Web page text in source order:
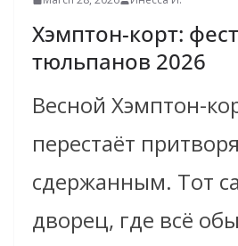
Хэмптон-корт:
тюльпанов 2026
Весной Хэмптон-
перестаёт
сдержанным. Тот
дворец, где всё